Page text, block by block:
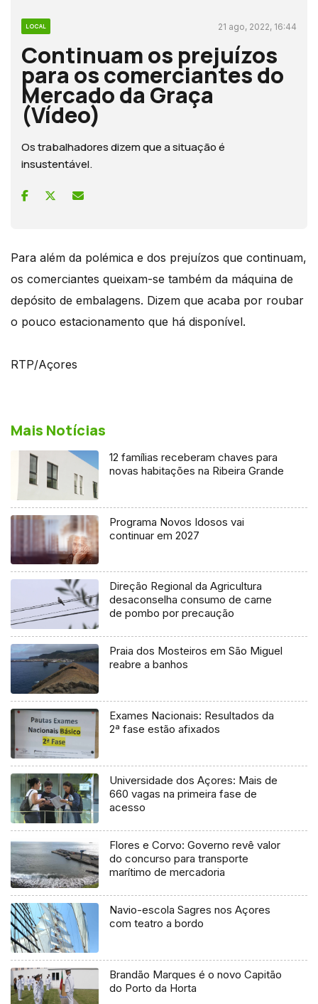
LOCAL 21 ago, 2022, 16:44
Continuam os prejuízos
para os comerciantes do
Mercado da Graça
(Vídeo)
Os trabalhadores dizem que a situação é
insustentável.
Para além da polémica e dos prejuízos que continuam,
os comerciantes queixam-se também da máquina de
depósito de embalagens. Dizem que acaba por roubar
o pouco estacionamento que há disponível.
RTP/Açores
Mais Notícias
12 famílias receberam chaves para
novas habitações na Ribeira Grande
Programa Novos Idosos vai
continuar em 2027
Direção Regional da Agricultura
desaconselha consumo de carne
de pombo por precaução
Praia dos Mosteiros em São Miguel
reabre a banhos
Exames Nacionais: Resultados da
2ª fase estão afixados
Universidade dos Açores: Mais de
660 vagas na primeira fase de
acesso
Flores e Corvo: Governo revê valor
do concurso para transporte
marítimo de mercadoria
Navio-escola Sagres nos Açores
com teatro a bordo
Brandão Marques é o novo Capitão
do Porto da Horta